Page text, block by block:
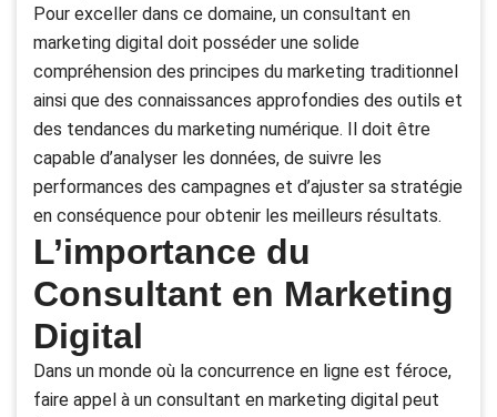
Pour exceller dans ce domaine, un consultant en
marketing digital doit posséder une solide
compréhension des principes du marketing traditionnel
ainsi que des connaissances approfondies des outils et
des tendances du marketing numérique. Il doit être
capable d’analyser les données, de suivre les
performances des campagnes et d’ajuster sa stratégie
en conséquence pour obtenir les meilleurs résultats.
L’importance du
Consultant en Marketing
Digital
Dans un monde où la concurrence en ligne est féroce,
faire appel à un consultant en marketing digital peut